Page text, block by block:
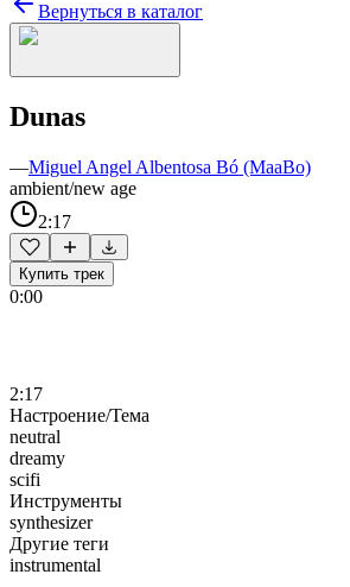
Вернуться в каталог
Dunas
—Miguel Angel Albentosa Bó (MaaBo)
ambient/new age
2:17
Купить трек
0:00
2:17
Настроение/Тема
neutral
dreamy
scifi
Инструменты
synthesizer
Другие теги
instrumental